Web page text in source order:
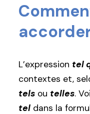
L’expression tel
contextes et,
tels ou telles.
tel dans la